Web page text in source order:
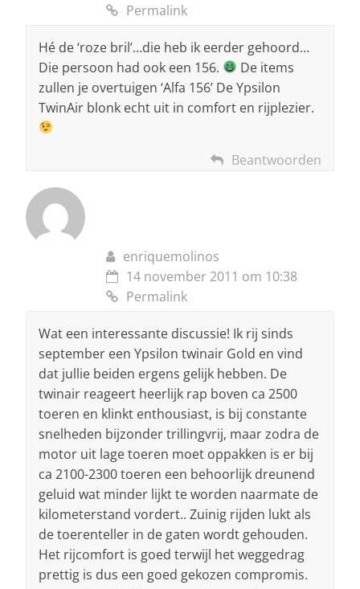
Permalink
Hé de ‘roze bril’…die heb ik eerder gehoord…
Die persoon had ook een 156.
De items
zullen je overtuigen ‘Alfa 156’ De Ypsilon
TwinAir blonk echt uit in comfort en rijplezier.
Beantwoorden
enriquemolinos
14 november 2011 om 10:38
Permalink
Wat een interessante discussie! Ik rij sinds
september een Ypsilon twinair Gold en vind
dat jullie beiden ergens gelijk hebben. De
twinair reageert heerlijk rap boven ca 2500
toeren en klinkt enthousiast, is bij constante
snelheden bijzonder trillingvrij, maar zodra de
motor uit lage toeren moet oppakken is er bij
ca 2100-2300 toeren een behoorlijk dreunend
geluid wat minder lijkt te worden naarmate de
kilometerstand vordert.. Zuinig rijden lukt als
de toerenteller in de gaten wordt gehouden.
Het rijcomfort is goed terwijl het weggedrag
prettig is dus een goed gekozen compromis.